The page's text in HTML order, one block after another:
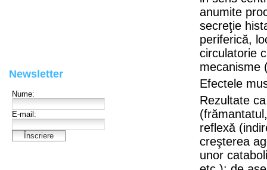
Newsletter
anumite
secreţie
periferică,
circulatorie
mecanisme
Efectele
Rezultate
reflexă
creşterea
unor